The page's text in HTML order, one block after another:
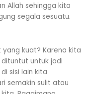
Allah sehingga kita
segala sesuatu.
kuat? Karena kita
dituntut untuk jadi
sisi lain kita
semakin sulit atau